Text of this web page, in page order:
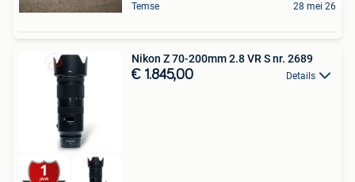
Temse 28 mei 26
Nikon Z 70-200mm 2.8 VR S nr. 2689
€ 1.845,00 Details